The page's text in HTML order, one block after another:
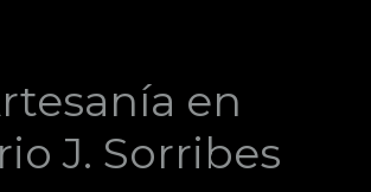
en
J. Sorribes